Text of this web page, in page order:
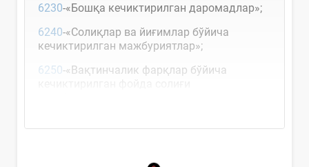
6230-«Бошқа кечиктирилган даромадлар»;
6240-«Солиқлар ва йиғимлар бўйича
кечиктирилган мажбуриятлар»;
6250-«Вақтинчалик фарқлар бўйича